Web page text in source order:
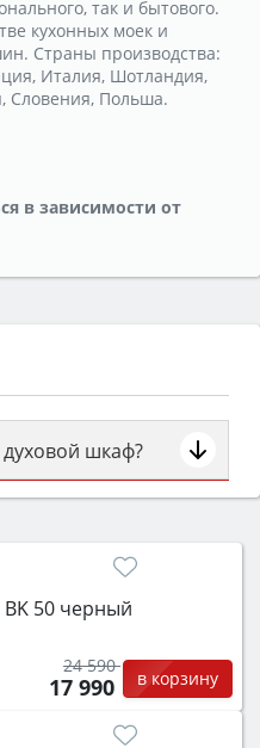
так и бытового.
кухонных моек и
Страны производства:
Италия, Шотландия,
Словения, Польша.
в зависимости от
шкаф?
типом (газовый или
50–70 л для семьи,
не ниже A и нужные
самоочистка,
BK 50 черный
24 590
17 990 в корзину